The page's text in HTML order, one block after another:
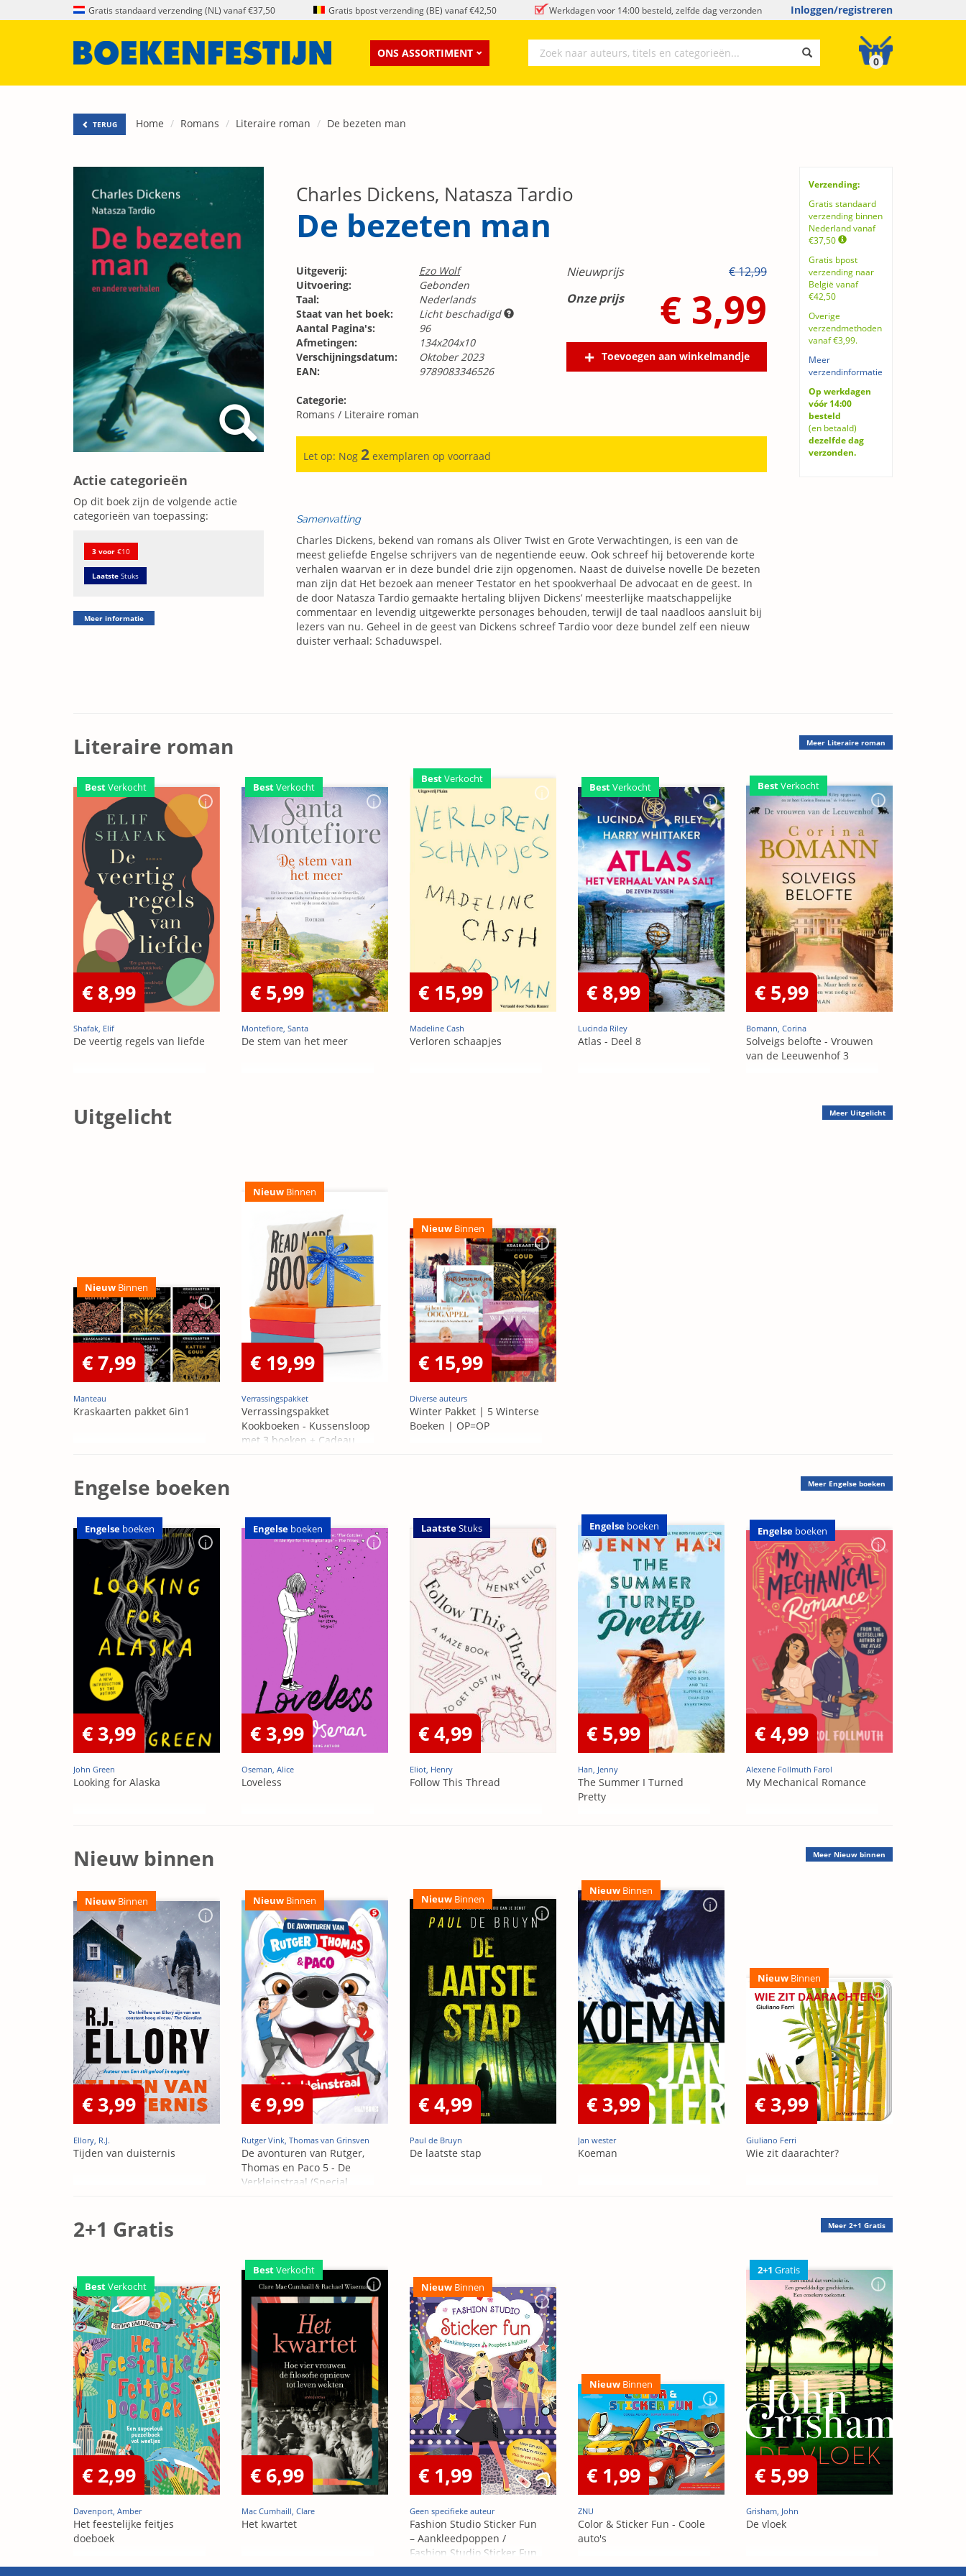
Gratis standaard verzending (NL) vanaf €37,50 Gratis bpost verzending (BE) vanaf €42,50 Werkdagen voor 14:00 besteld, zelfde dag verzonden Inloggen/registreren
ONS ASSORTIMENT
0
TERUG Home Romans Literaire roman De bezeten man
Actie categorieën
Op dit boek zijn de volgende actie
categorieën van toepassing:
3 voor €10
Laatste Stuks
Meer informatie
Verzending:
Gratis standaard
verzending binnen
Nederland vanaf
€37,50
Gratis bpost
verzending naar
België vanaf
€42,50
Overige
verzendmethoden
vanaf €3,99.
Meer
verzendinformatie
Op werkdagen
vóór 14:00
besteld
(en betaald)
dezelfde dag
verzonden.
Charles Dickens, Natasza Tardio
De bezeten man
Uitgeverij:
Ezo Wolf
Uitvoering:
Gebonden
Taal:
Nederlands
Staat van het boek:
Licht beschadigd
Aantal Pagina's:
96
Afmetingen:
134x204x10
Verschijningsdatum:
Oktober 2023
EAN:
9789083346526
Nieuwprijs
€ 12,99
Onze prijs
€ 3,99
Toevoegen aan winkelmandje
Categorie:
Romans / Literaire roman
Let op: Nog 2 exemplaren op voorraad
Samenvatting
Charles Dickens, bekend van romans als Oliver Twist en Grote Verwachtingen, is een van de
meest geliefde Engelse schrijvers van de negentiende eeuw. Ook schreef hij betoverende korte
verhalen waarvan er in deze bundel drie zijn opgenomen. Naast de duivelse novelle De bezeten
man zijn dat Het bezoek aan meneer Testator en het spookverhaal De advocaat en de geest. In
de door Natasza Tardio gemaakte hertaling blijven Dickens’ meesterlijke maatschappelijke
commentaar en levendig uitgewerkte personages behouden, terwijl de taal naadloos aansluit bij
lezers van nu. Geheel in de geest van Dickens schreef Tardio voor deze bundel zelf een nieuw
duister verhaal: Schaduwspel.
Literaire roman Meer Literaire roman
BestVerkocht
€ 8,99
Shafak, Elif
De veertig regels van liefde
BestVerkocht
€ 5,99
Montefiore, Santa
De stem van het meer
BestVerkocht
€ 15,99
Madeline Cash
Verloren schaapjes
BestVerkocht
€ 8,99
Lucinda Riley
Atlas - Deel 8
BestVerkocht
€ 5,99
Bomann, Corina
Solveigs belofte - Vrouwen
van de Leeuwenhof 3
Uitgelicht Meer Uitgelicht
Nieuw Binnen
€ 7,99
Manteau
Kraskaarten pakket 6in1
Nieuw Binnen
€ 19,99
Verrassingspakket
Verrassingspakket
Kookboeken - Kussensloop
met 3 boeken + Cadeau
Nieuw Binnen
€ 15,99
Diverse auteurs
Winter Pakket | 5 Winterse
Boeken | OP=OP
Engelse boeken Meer Engelse boeken
Engelse boeken
€ 3,99
John Green
Looking for Alaska
Engelse boeken
€ 3,99
Oseman, Alice
Loveless
LaatsteStuks
€ 4,99
Eliot, Henry
Follow This Thread
Engelse boeken
€ 5,99
Han, Jenny
The Summer I Turned
Pretty
Engelse boeken
€ 4,99
Alexene Follmuth Farol
My Mechanical Romance
Nieuw binnen Meer Nieuw binnen
Nieuw Binnen
€ 3,99
Ellory, R.J.
Tijden van duisternis
Nieuw Binnen
€ 9,99
Rutger Vink, Thomas van Grinsven
De avonturen van Rutger,
Thomas en Paco 5 - De
Verkleinstraal (Special
Nieuw Binnen
€ 4,99
Paul de Bruyn
De laatste stap
Nieuw Binnen
€ 3,99
Jan wester
Koeman
Nieuw Binnen
€ 3,99
Giuliano Ferri
Wie zit daarachter?
2+1 Gratis Meer 2+1 Gratis
BestVerkocht
€ 2,99
Davenport, Amber
Het feestelijke feitjes
doeboek
BestVerkocht
€ 6,99
Mac Cumhaill, Clare
Het kwartet
Nieuw Binnen
€ 1,99
Geen specifieke auteur
Fashion Studio Sticker Fun
– Aankleedpoppen /
Fashion Studio Sticker Fun
– Poupées Á habiller
Nieuw Binnen
€ 1,99
ZNU
Color & Sticker Fun - Coole
auto's
2+1 Gratis
€ 5,99
Grisham, John
De vloek